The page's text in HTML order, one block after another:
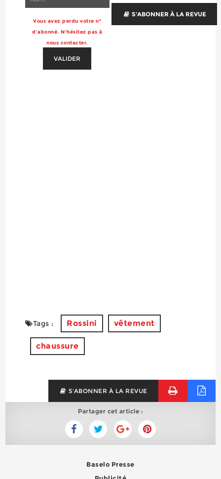
Vous avez perdu votre n°
d'abonné. N'hésitez pas à
nous contacter.
VALIDER
S'ABONNER À LA REVUE
Tags : Rossini vêtement
chaussure
S'ABONNER À LA REVUE
Partager cet article :
Baselo Presse